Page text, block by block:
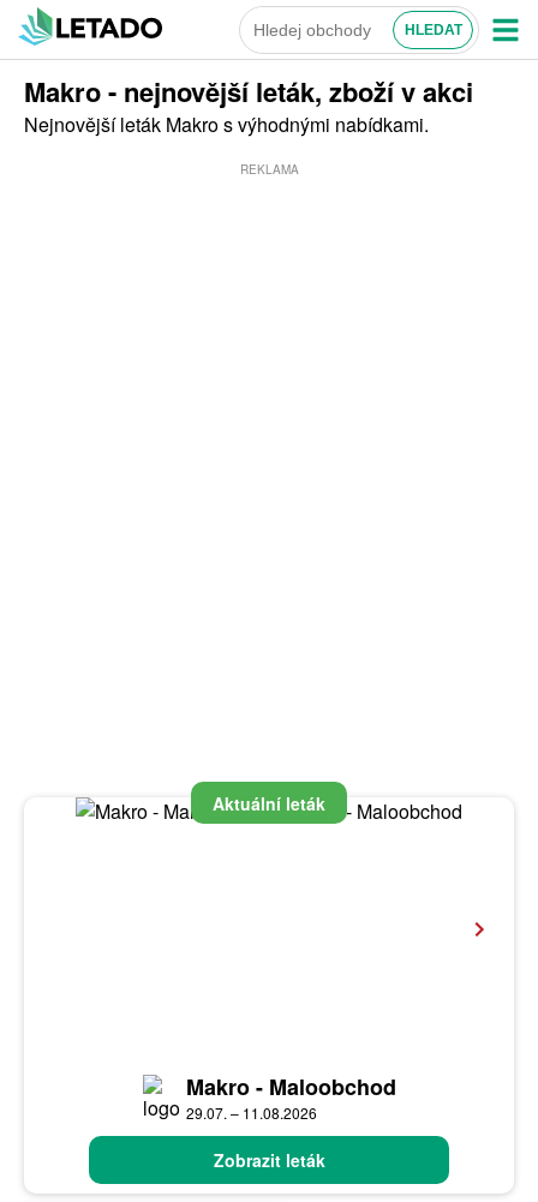
Makro - nejnovější leták, zboží v akci
Nejnovější leták Makro s výhodnými nabídkami.
REKLAMA
Aktuální leták
Makro - Maloobchod
29.07. – 11.08.2026
Zobrazit leták